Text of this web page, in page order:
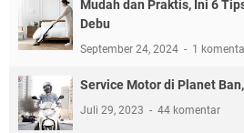
Mudah dan Praktis, Ini 6
Debu
September 24, 2024 1
Service Motor di Planet
Juli 29, 2023 44 komentar